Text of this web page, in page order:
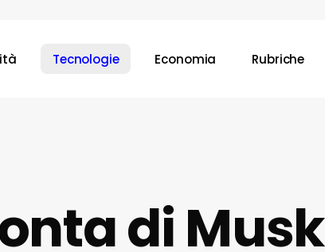
Tecnologie Economia Rubriche
di Musk